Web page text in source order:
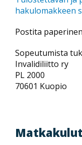
hakulomakkeen
Postita
Sopeutumista
Invalidiliitto ry
PL 2000
70601 Kuopio
Matkakulut